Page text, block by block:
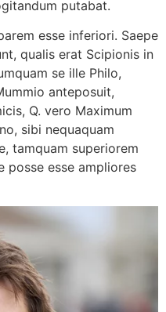
putabat.
esse inferiori. Saepe
qualis erat Scipionis in
se ille Philo,
anteposuit,
Q. vero Maximum
sibi nequaquam
tamquam superiorem
posse esse ampliores